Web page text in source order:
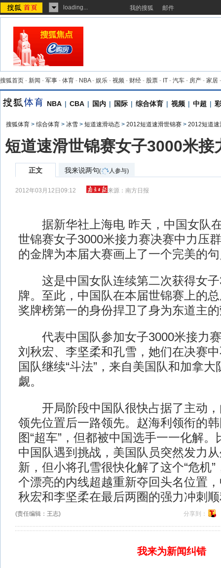
loading... 我的搜狐 邮件
搜狐首页 - 新闻 - 军事 - 体育 - NBA- 娱乐 - 视频 - 财经 - 股票 - IT - 汽车 - 房产 - 家居
NBA | CBA | 国内 | 国际 | 综合体育 | 视频 | 中超 |
搜狐体育 > 综合体育 > 冰雪 > 短道速滑动态 > 2012短道速滑世锦赛 > 2012短道速
短道速滑世锦赛女子3000米接
正文 我来说两句( 人参与)
2012年03月12日09:12 来源：南方日报
据新华社上海电 昨天，中国女队
世锦赛女子3000米接力赛决赛中力压
的金牌为本届大赛画上了一个完美的
这是中国女队连续第二次获得女子
牌。至此，中国队在本届世锦赛上的
奖牌榜第一的身份捍卫了身为东道主
代表中国队参加女子3000米接力赛
刘秋宏、李坚柔和孔雪，她们在决赛
国队继续“斗法”，来自美国队和加拿
觑。
开局阶段中国队很快占据了主动，
领先位置后一路领先。赵海利领衔的
图“超车”，但都被中国选手一一化解
中国队遇到挑战，美国队员突然发力
新，但小将孔雪很快化解了这个“危机
个漂亮的内线超越重新夺回头名位置
秋宏和李坚柔在最后两圈的强力冲刺
(责任编辑：王志) 分享到：
我来为新闻纠错